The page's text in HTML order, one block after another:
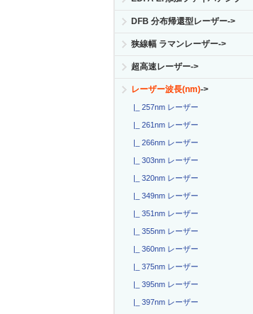
DFB 分布帰還型レーザー->
狭線幅 ラマンレーザー->
超高速レーザー->
レーザー波長(nm)->
|_ 257nm レーザー
|_ 261nm レーザー
|_ 266nm レーザー
|_ 303nm レーザー
|_ 320nm レーザー
|_ 349nm レーザー
|_ 351nm レーザー
|_ 355nm レーザー
|_ 360nm レーザー
|_ 375nm レーザー
|_ 395nm レーザー
|_ 397nm レーザー